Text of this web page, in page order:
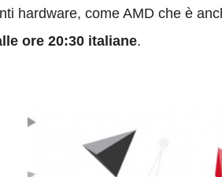
hardware, come AMD che è
ore 20:30 italiane.